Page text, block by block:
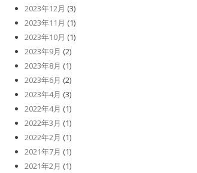
2023年12月 (3)
2023年11月 (1)
2023年10月 (1)
2023年9月 (2)
2023年8月 (1)
2023年6月 (2)
2023年4月 (3)
2022年4月 (1)
2022年3月 (1)
2022年2月 (1)
2021年7月 (1)
2021年2月 (1)